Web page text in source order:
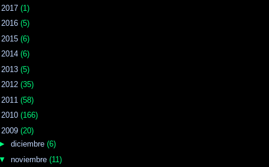
2017 (1)
2016 (5)
2015 (6)
2014 (6)
2013 (5)
2012 (35)
2011 (58)
2010 (166)
2009 (20)
diciembre (6)
noviembre (11)